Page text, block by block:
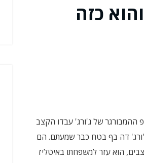
כזה
ההמבורגר של ג'ורג' עבדו הקצב
דה בף בטח כבר שמעתם. הם
הוא עזר למשפחתו באיטליז